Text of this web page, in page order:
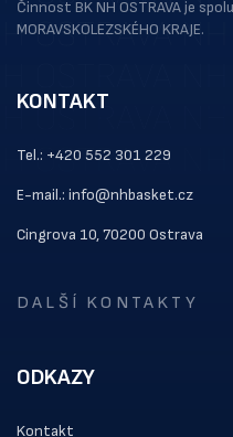
Činnost BK NH OSTRAVA je
MORAVSKOLEZSKÉHO KRAJE.
KONTAKT
Tel.: +420 552 301 229
E-mail.: info@nhbasket.cz
Cingrova 10, 70200 Ostrava
DALŠÍ KONTAKTY
ODKAZY
Kontakt